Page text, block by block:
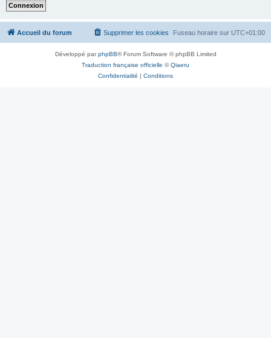
Accueil du forum Fuseau horaire sur UTC+01:00
Supprimer les cookies
Développé parphpBB® Forum Software © phpBB Limited
Traduction française officielle ©Qiaeru
Confidentialité | Conditions